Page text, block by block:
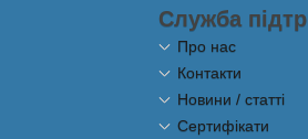
Служба
Про нас
Контакти
Новини / статті
Сертифікати